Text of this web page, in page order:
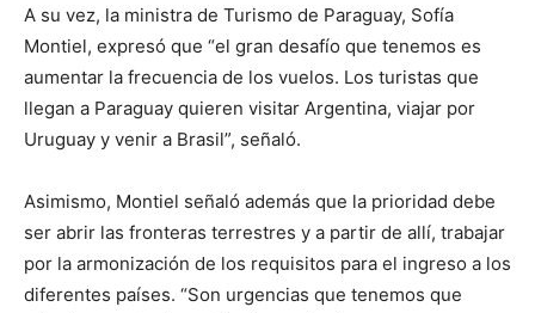
A su vez, la ministra de Turismo de Paraguay, Sofía
Montiel, expresó que “el gran desafío que tenemos es
aumentar la frecuencia de los vuelos. Los turistas que
llegan a Paraguay quieren visitar Argentina, viajar por
Uruguay y venir a Brasil”, señaló.
Asimismo, Montiel señaló además que la prioridad debe
ser abrir las fronteras terrestres y a partir de allí, trabajar
por la armonización de los requisitos para el ingreso a los
diferentes países. “Son urgencias que tenemos que